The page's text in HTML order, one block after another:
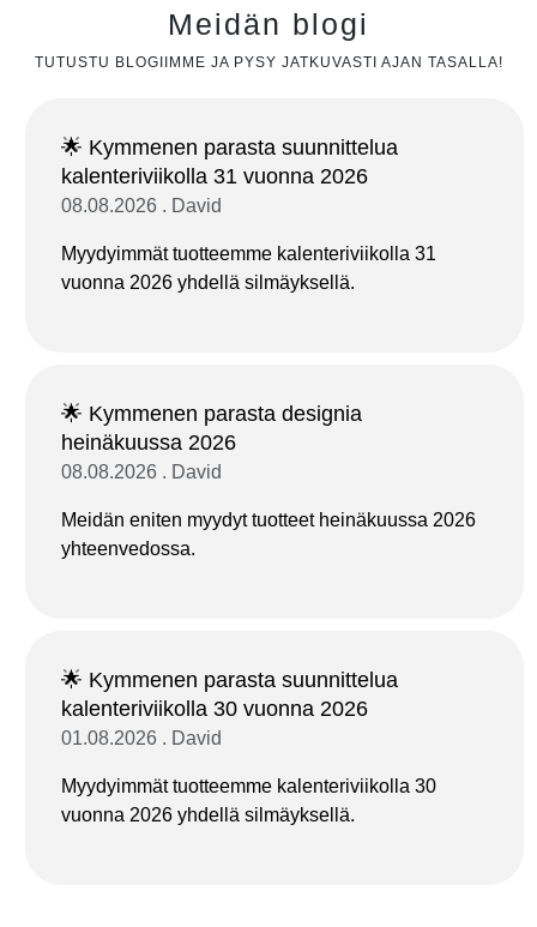
Meidän blogi
TUTUSTU BLOGIIMME JA PYSY JATKUVASTI AJAN TASALLA!
🌟 Kymmenen parasta suunnittelua
kalenteriviikolla 31 vuonna 2026
08.08.2026 . David
Myydyimmät tuotteemme kalenteriviikolla 31
vuonna 2026 yhdellä silmäyksellä.
🌟 Kymmenen parasta designia
heinäkuussa 2026
08.08.2026 . David
Meidän eniten myydyt tuotteet heinäkuussa 2026
yhteenvedossa.
🌟 Kymmenen parasta suunnittelua
kalenteriviikolla 30 vuonna 2026
01.08.2026 . David
Myydyimmät tuotteemme kalenteriviikolla 30
vuonna 2026 yhdellä silmäyksellä.